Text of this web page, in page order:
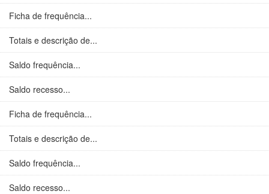
Ficha de frequência...
Totais e descrição de...
Saldo frequência...
Saldo recesso...
Ficha de frequência...
Totais e descrição de...
Saldo frequência...
Saldo recesso...